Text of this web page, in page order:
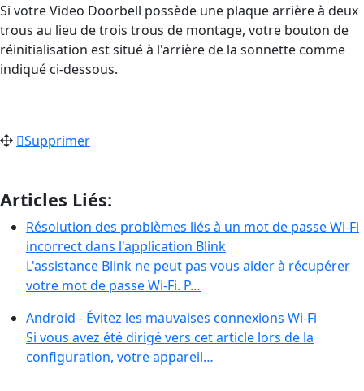
Si votre Video Doorbell possède une plaque arrière à deux
trous au lieu de trois trous de montage, votre bouton de
réinitialisation est situé à l'arrière de la sonnette comme
indiqué ci-dessous.
Supprimer
Articles Liés:
Résolution des problèmes liés à un mot de passe Wi-Fi
incorrect dans l'application Blink
L'assistance Blink ne peut pas vous aider à récupérer
votre mot de passe Wi-Fi. P…
Android - Évitez les mauvaises connexions Wi-Fi
Si vous avez été dirigé vers cet article lors de la
configuration, votre appareil…